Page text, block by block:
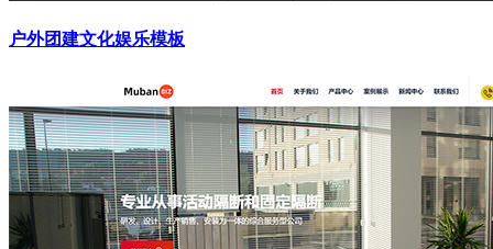
户外团建文化娱乐模板